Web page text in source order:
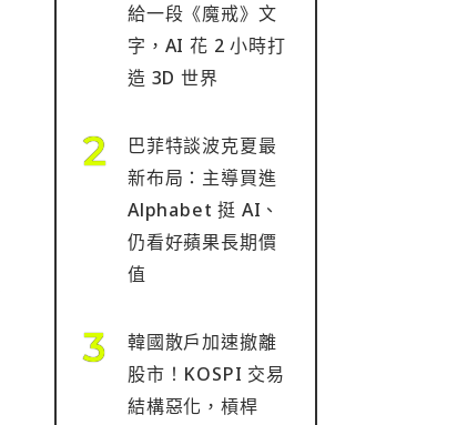
給一段《魔戒》文
字，AI 花 2 小時打
造 3D 世界
巴菲特談波克夏最
新布局：主導買進
Alphabet 挺 AI、
仍看好蘋果長期價
值
韓國散戶加速撤離
股市！KOSPI 交易
結構惡化，槓桿